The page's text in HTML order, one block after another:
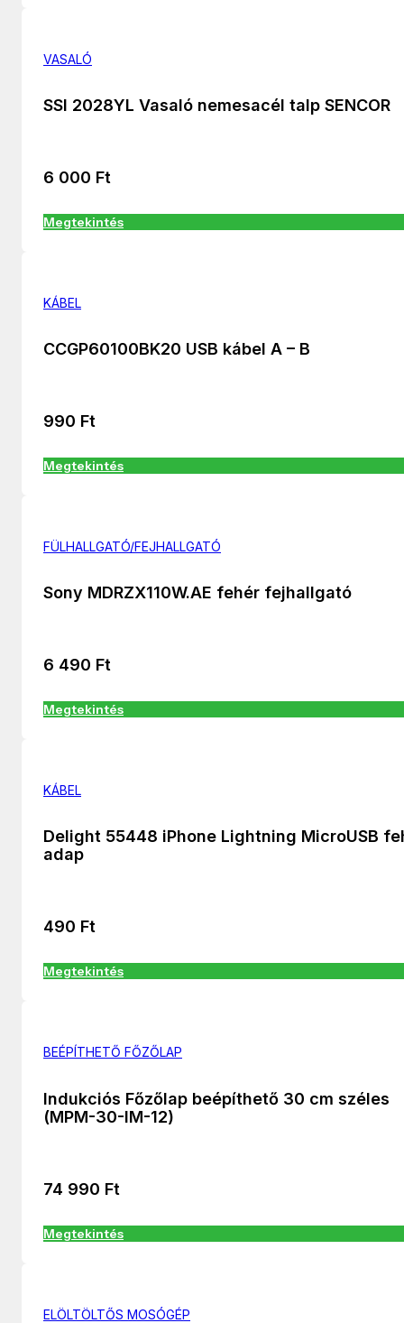
VASALÓ
SSI 2028YL Vasaló nemesacél talp SENCOR
6 000 Ft
Megtekintés
KÁBEL
CCGP60100BK20 USB kábel A – B
990 Ft
Megtekintés
FÜLHALLGATÓ/FEJHALLGATÓ
Sony MDRZX110W.AE fehér fejhallgató
6 490 Ft
Megtekintés
KÁBEL
Delight 55448 iPhone Lightning MicroUSB
adap
490 Ft
Megtekintés
BEÉPÍTHETŐ FŐZŐLAP
Indukciós Főzőlap beépíthető 30 cm széles
(MPM-30-IM-12)
74 990 Ft
Megtekintés
ELÖLTÖLTŐS MOSÓGÉP